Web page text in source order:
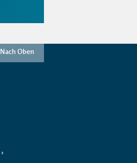
Nach Oben